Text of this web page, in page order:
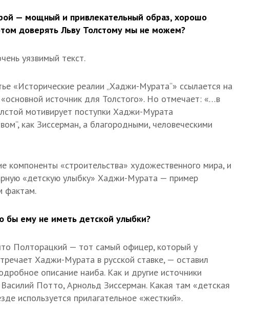
— мощный и привлекательный образ, хорошо
доверять Льву Толстому мы не можем?
уязвимый текст.
«Исторические реалии „Хаджи-Мурата“» ссылается на
источник для Толстого». Но отмечает: «…в
мотивирует поступки Хаджи-Мурата
как Зиссерман, а благородными, человеческими
«строительства» художественного мира, и
«детскую улыбку» Хаджи-Мурата — пример
фактам.
бы ему не иметь детской улыбки?
Полторацкий — тот самый офицер, который у
Хаджи-Мурата в русской ставке, — оставил
описание наиба. Как и другие источники
Потто, Арнольд Зиссерман. Какая там «детская
используется прилагательное «жесткий».